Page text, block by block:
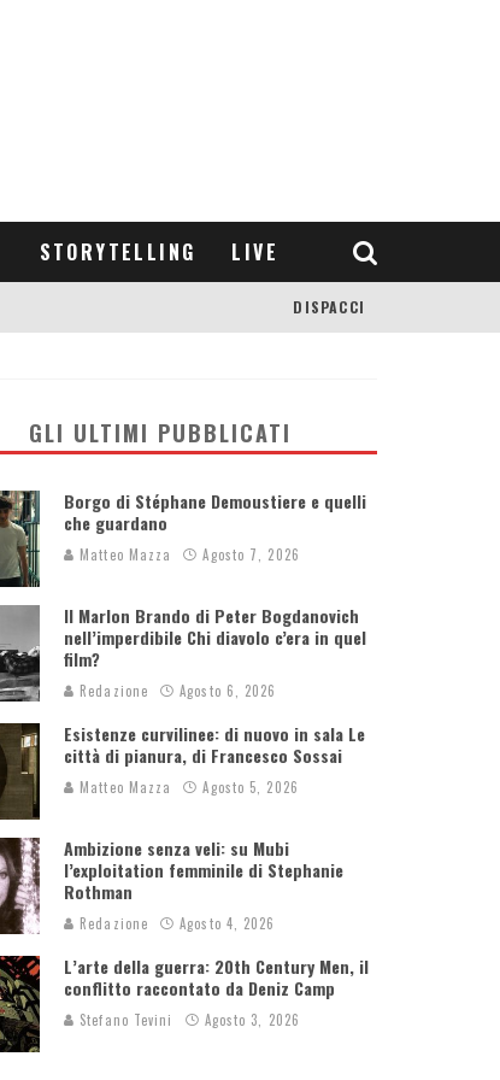
STORYTELLING LIVE
DISPACCI
GLI ULTIMI PUBBLICATI
Borgo di Stéphane Demoustiere e quelli
che guardano
Matteo Mazza Agosto 7, 2026
Il Marlon Brando di Peter Bogdanovich
nell’imperdibile Chi diavolo c’era in quel
film?
Redazione Agosto 6, 2026
Esistenze curvilinee: di nuovo in sala Le
città di pianura, di Francesco Sossai
Matteo Mazza Agosto 5, 2026
Ambizione senza veli: su Mubi
l’exploitation femminile di Stephanie
Rothman
Redazione Agosto 4, 2026
L’arte della guerra: 20th Century Men, il
conflitto raccontato da Deniz Camp
Stefano Tevini Agosto 3, 2026